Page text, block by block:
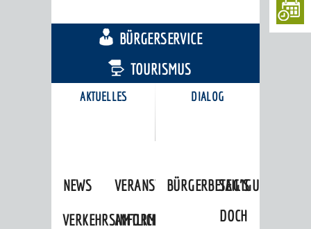
AKTUELLES
NEWS
VERANSTALTUNGSKALENDER
VERKEHRSINFORMATIONEN
AMTLICHE
DIALOG
BÜRGERBETEILIGUNG
SAG'S
DOCH
BÜRGERSERVICE
TOURISMUS
KARRIEREPORTAL